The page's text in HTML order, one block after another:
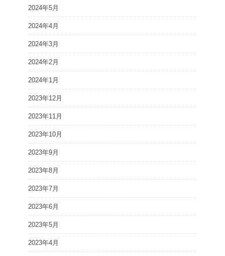
2024年5月
2024年4月
2024年3月
2024年2月
2024年1月
2023年12月
2023年11月
2023年10月
2023年9月
2023年8月
2023年7月
2023年6月
2023年5月
2023年4月